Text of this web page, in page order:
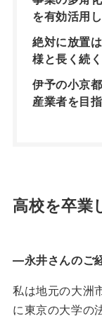
を有効活用
絶対に放置
様と長く続
伊予の小京
産業者を目
高校を卒業
―永井さんのご
私は地元の大洲
に東京の大学の